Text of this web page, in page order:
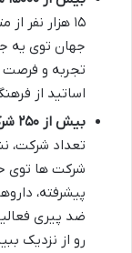
۱۵ هزار نفر
جهان توی یه
تجربه و
اساتید از
بیش از ۲۵۰ شرکت متخصص در قالب غرفه و نمایندگی:
تعداد شرکت،
شرکت ها توی
پیشرفته،
ضد پیری
رو از نزدیک